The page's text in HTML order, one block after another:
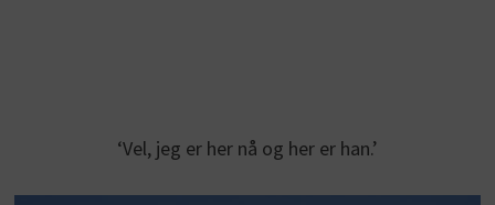
‘Vel, jeg er her nå og her er han.’